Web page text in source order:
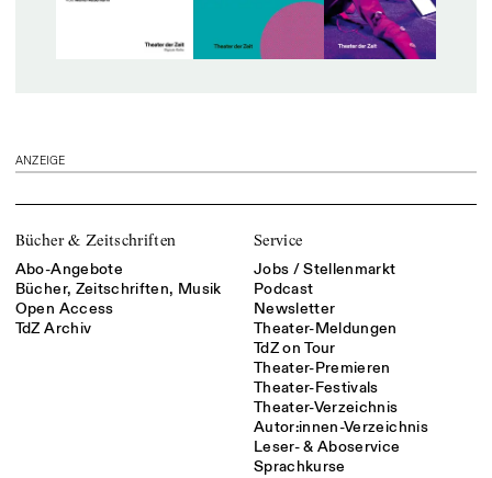
ANZEIGE
Bücher & Zeitschriften
Abo-Angebote
Bücher, Zeitschriften, Musik
Open Access
TdZ Archiv
Service
Jobs / Stellenmarkt
Podcast
Newsletter
Theater-Meldungen
TdZ on Tour
Theater-Premieren
Theater-Festivals
Theater-Verzeichnis
Autor:innen-Verzeichnis
Leser- & Aboservice
Sprachkurse